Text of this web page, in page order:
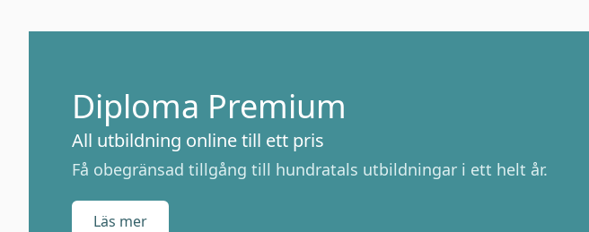
Diploma Premium
All utbildning online till ett pris
Få obegränsad tillgång till hundratals utbildningar i ett helt år.
Läs mer